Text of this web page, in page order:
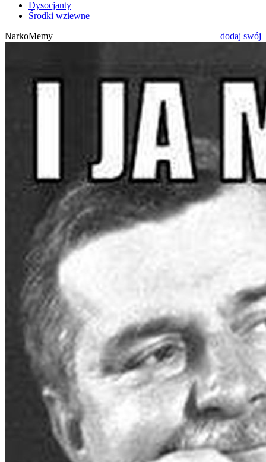
Dysocjanty
Środki wziewne
NarkoMemy
dodaj swój